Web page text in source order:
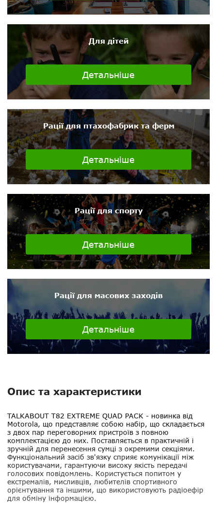
Для дітей
Детальніше
Рації для птахофабрик та ферм
Детальніше
Рації для спорту
Детальніше
Рації для масових заходів
Детальніше
Опис та характеристики
TALKABOUT T82 EXTREME QUAD PACK - новинка від
Motorola, що представляє собою набір, що складається
з двох пар переговорних пристроїв з повною
комплектацією до них. Поставляється в практичній і
зручній для перенесення сумці з окремими секціями.
Функціональний засіб зв'язку сприяє комунікації між
користувачами, гарантуючи високу якість передачі
голосових повідомлень. Користується попитом у
екстремалів, мисливців, любителів спортивного
орієнтування та іншими, що використовують радіоефір
для обміну інформацією.